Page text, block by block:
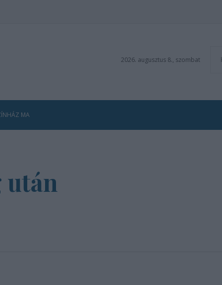
2026. augusztus 8., szombat
MA
után